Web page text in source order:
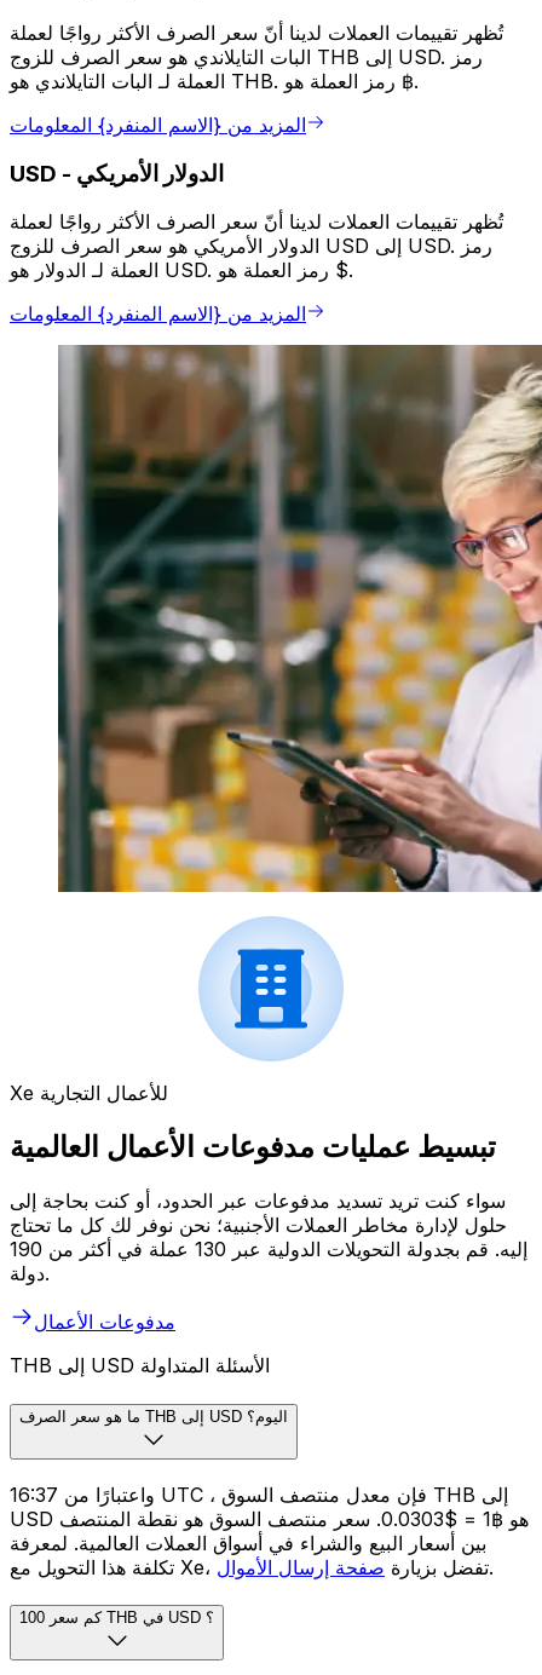
تُظهر تقييمات العملات لدينا أنّ سعر الصرف الأكثر رواجًا لعملة
البات التايلاندي هو سعر الصرف للزوج THB إلى USD. رمز
العملة لـ البات التايلاندي هو THB. رمز العملة هو ฿.
المزيد من {الاسم المنفرد} المعلومات
USD - الدولار الأمريكي
تُظهر تقييمات العملات لدينا أنّ سعر الصرف الأكثر رواجًا لعملة
الدولار الأمريكي هو سعر الصرف للزوج USD إلى USD. رمز
العملة لـ الدولار هو USD. رمز العملة هو $.
المزيد من {الاسم المنفرد} المعلومات
Xe للأعمال التجارية
تبسيط عمليات مدفوعات الأعمال العالمية
سواء كنت تريد تسديد مدفوعات عبر الحدود، أو كنت بحاجة إلى
حلول لإدارة مخاطر العملات الأجنبية؛ نحن نوفر لك كل ما تحتاج
إليه. قم بجدولة التحويلات الدولية عبر 130 عملة في أكثر من 190
دولة.
مدفوعات الأعمال
THB إلى USD الأسئلة المتداولة
ما هو سعر الصرف THB إلى USD اليوم؟
واعتبارًا من 16:37 UTC ، فإن معدل منتصف السوق THB إلى
USD هو ฿1 = $0.0303. سعر منتصف السوق هو نقطة المنتصف
بين أسعار البيع والشراء في أسواق العملات العالمية. لمعرفة
تكلفة هذا التحويل مع Xe، تفضل بزيارة صفحة إرسال الأموال .
كم سعر 100 THB في USD ؟